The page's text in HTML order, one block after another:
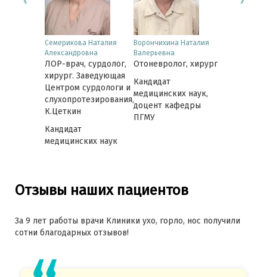
Семерикова Наталия
Александровна
ЛОР-врач, сурдолог,
хирург. Заведующая
Центром сурдологи и
слухопротезирования,
К.Цеткин
Кандидат
медицинских наук
Ворончихина Наталия
Валерьевна
Отоневролог, хирург
Кандидат
медицинских наук,
доцент кафедры
ПГМУ
Отзывы наших пациентов
За 9 лет работы врачи Клиники ухо, горло, нос получили
сотни благодарных отзывов!